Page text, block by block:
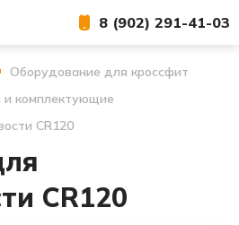
8 (902) 291-41-03
Оборудование для кроссфит
комплектующие
CR120
CR120